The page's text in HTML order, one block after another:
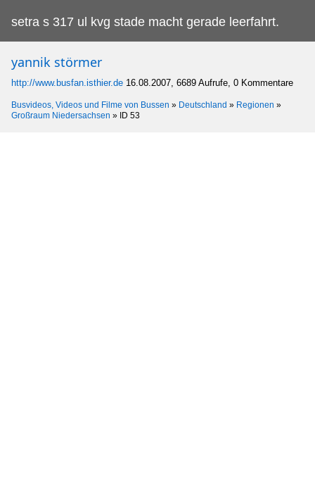
setra s 317 ul kvg stade macht gerade leerfahrt.
yannik störmer
http://www.busfan.isthier.de 16.08.2007, 6689 Aufrufe, 0 Kommentare
Busvideos, Videos und Filme von Bussen » Deutschland » Regionen »
Großraum Niedersachsen » ID 53